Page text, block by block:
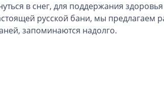
в снег, для поддержания здоровья
русской бани, мы предлагаем
запоминаются надолго.